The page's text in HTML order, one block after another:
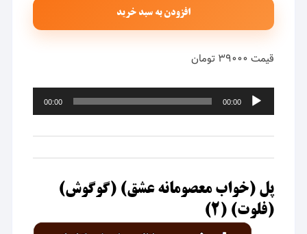
افزودن به سبد خرید
قیمت ۳۹۰۰۰ تومان
پخش‌کننده
صوت
00:00
00:00
پل (خواب معصومانه عشق) (گوگوش)
(فلوت) (۲)